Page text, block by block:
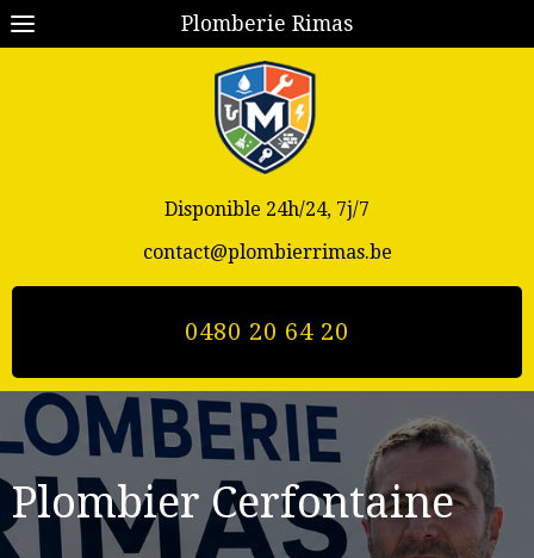
Plomberie Rimas
Disponible 24h/24, 7j/7
contact@plombierrimas.be
0480 20 64 20
Plombier Cerfontaine